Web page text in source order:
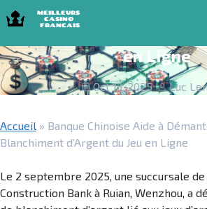
Skip to navigation
Skip to content
Meilleurs Casino Francais 2025
Banque Chinoise Aide à
Réseau de Blanchiment
en Ligne
Oct 13, 2025 Luc
Accueil » Banque Chinoise Aide à
Blanchiment d’Argent du Jeu en Ligne
Le 2 septembre 2025, une succursale de
Construction Bank à Ruian, Wenzhou, a